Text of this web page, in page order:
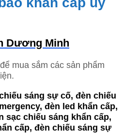
Dương Minh
mua sắm các sản phẩm
sáng sự cố, đèn chiếu
đèn led khẩn cấp,
sạc chiếu sáng khẩn cấp,
cấp, đèn chiếu sáng sự